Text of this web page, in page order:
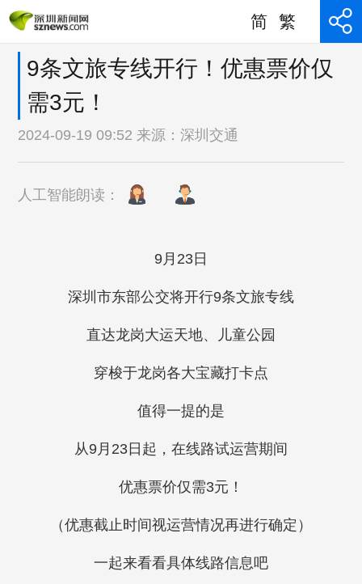
简 繁
9条文旅专线开行！优惠票价仅
需3元！
2024-09-19 09:52 来源：深圳交通
人工智能朗读：
9月23日
深圳市东部公交将开行9条文旅专线
直达龙岗大运天地、儿童公园
穿梭于龙岗各大宝藏打卡点
值得一提的是
从9月23日起，在线路试运营期间
优惠票价仅需3元！
（优惠截止时间视运营情况再进行确定）
一起来看看具体线路信息吧